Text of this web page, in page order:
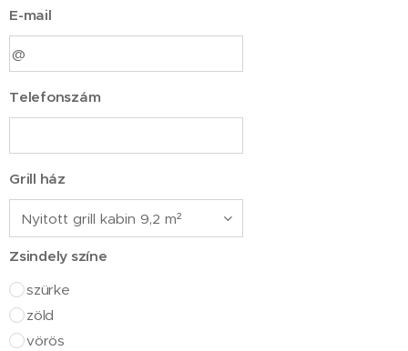
E-mail
Telefonszám
Grill ház
Zsindely színe
szürke
zöld
vörös